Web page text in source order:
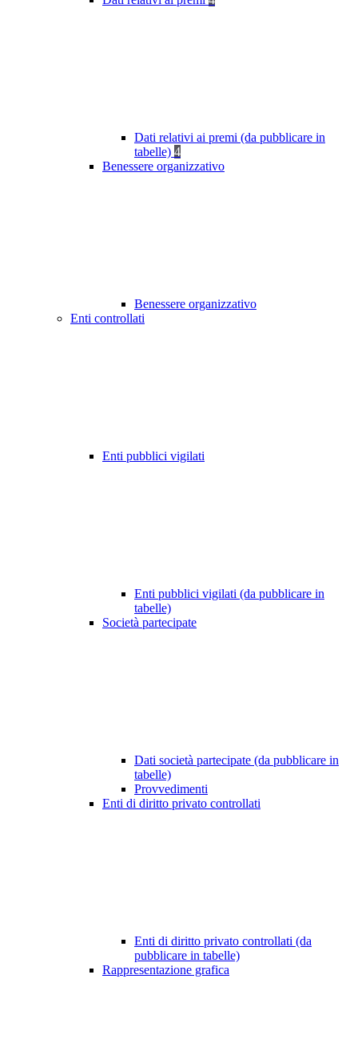
Dati relativi ai premi (da pubblicare in
tabelle) 4
Benessere organizzativo
Benessere organizzativo
Enti controllati
Enti pubblici vigilati
Enti pubblici vigilati (da pubblicare in
tabelle)
Società partecipate
Dati società partecipate (da pubblicare in
tabelle)
Provvedimenti
Enti di diritto privato controllati
Enti di diritto privato controllati (da
pubblicare in tabelle)
Rappresentazione grafica